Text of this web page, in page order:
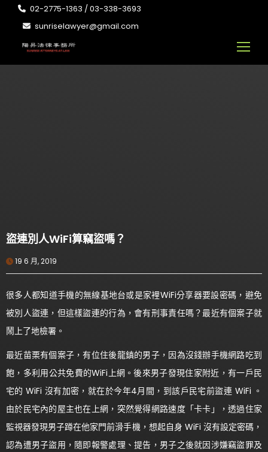
02-2775-1363 / 03-338-3693
sunriselawyer@gmail.com
盜連別人WiFi算竊盜嗎？
19 6 月, 2019
很多人都知道手機的無線基地台或是家裡WiFi分享器要設密碼，避免
被別人盜連，但這樣盜連的行為，會有刑事責任嗎？最近有個案子就
鬧上了地檢署。
最近苗栗有個案子，有位住後龍鎮的男子，因為沒錢辦手機網路吃到
飽，多利用公共免費的WiFi上網。後來男子發現住家附近，有一戶民
宅的 WiFi 沒有加密，就在於今年4月間，到該戶民宅前盜連 WiFi 。
由於民宅內的屋主也在上網，突然覺得網路速度「卡卡」，透過住家
監視器發現男子蹲在他家門前滑手機，想起自身 WiFi 沒有設定密碼，
認為遭男子盜用，隨即報警處理、提告，男子之後就因涉嫌竊盜罪及